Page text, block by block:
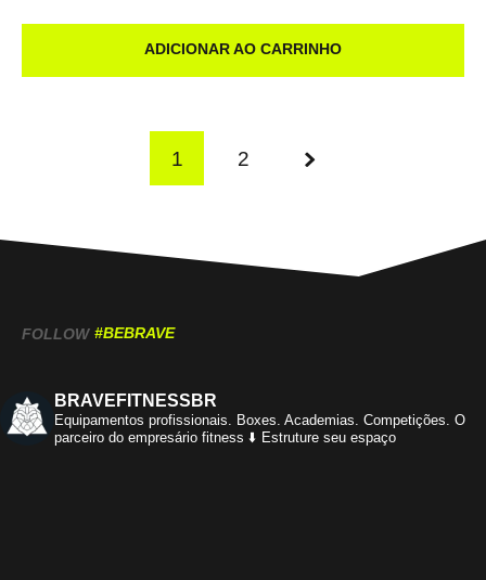
ADICIONAR AO CARRINHO
1 2
FOLLOW #BEBRAVE
BRAVEFITNESSBR
Equipamentos profissionais. Boxes. Academias. Competições. O
parceiro do empresário fitness ⬇️ Estruture seu espaço